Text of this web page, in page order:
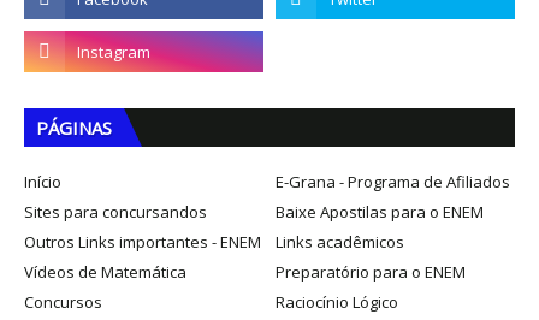
PÁGINAS
Início
E-Grana - Programa de Afiliados
Sites para concursandos
Baixe Apostilas para o ENEM
Outros Links importantes - ENEM
Links acadêmicos
Vídeos de Matemática
Preparatório para o ENEM
Concursos
Raciocínio Lógico